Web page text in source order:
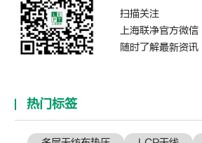
扫描关注
上海联净官方微信
随时了解最新资讯
热门标签